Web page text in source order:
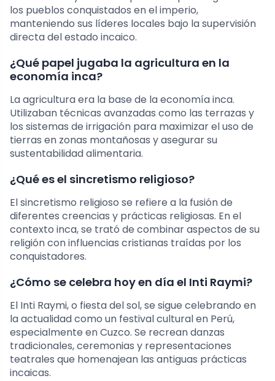
los pueblos conquistados en el imperio,
manteniendo sus líderes locales bajo la supervisión
directa del estado incaico.
¿Qué papel jugaba la agricultura en la
economía inca?
La agricultura era la base de la economía inca.
Utilizaban técnicas avanzadas como las terrazas y
los sistemas de irrigación para maximizar el uso de
tierras en zonas montañosas y asegurar su
sustentabilidad alimentaria.
¿Qué es el sincretismo religioso?
El sincretismo religioso se refiere a la fusión de
diferentes creencias y prácticas religiosas. En el
contexto inca, se trató de combinar aspectos de su
religión con influencias cristianas traídas por los
conquistadores.
¿Cómo se celebra hoy en día el Inti Raymi?
El Inti Raymi, o fiesta del sol, se sigue celebrando en
la actualidad como un festival cultural en Perú,
especialmente en Cuzco. Se recrean danzas
tradicionales, ceremonias y representaciones
teatrales que homenajean las antiguas prácticas
incaicas.